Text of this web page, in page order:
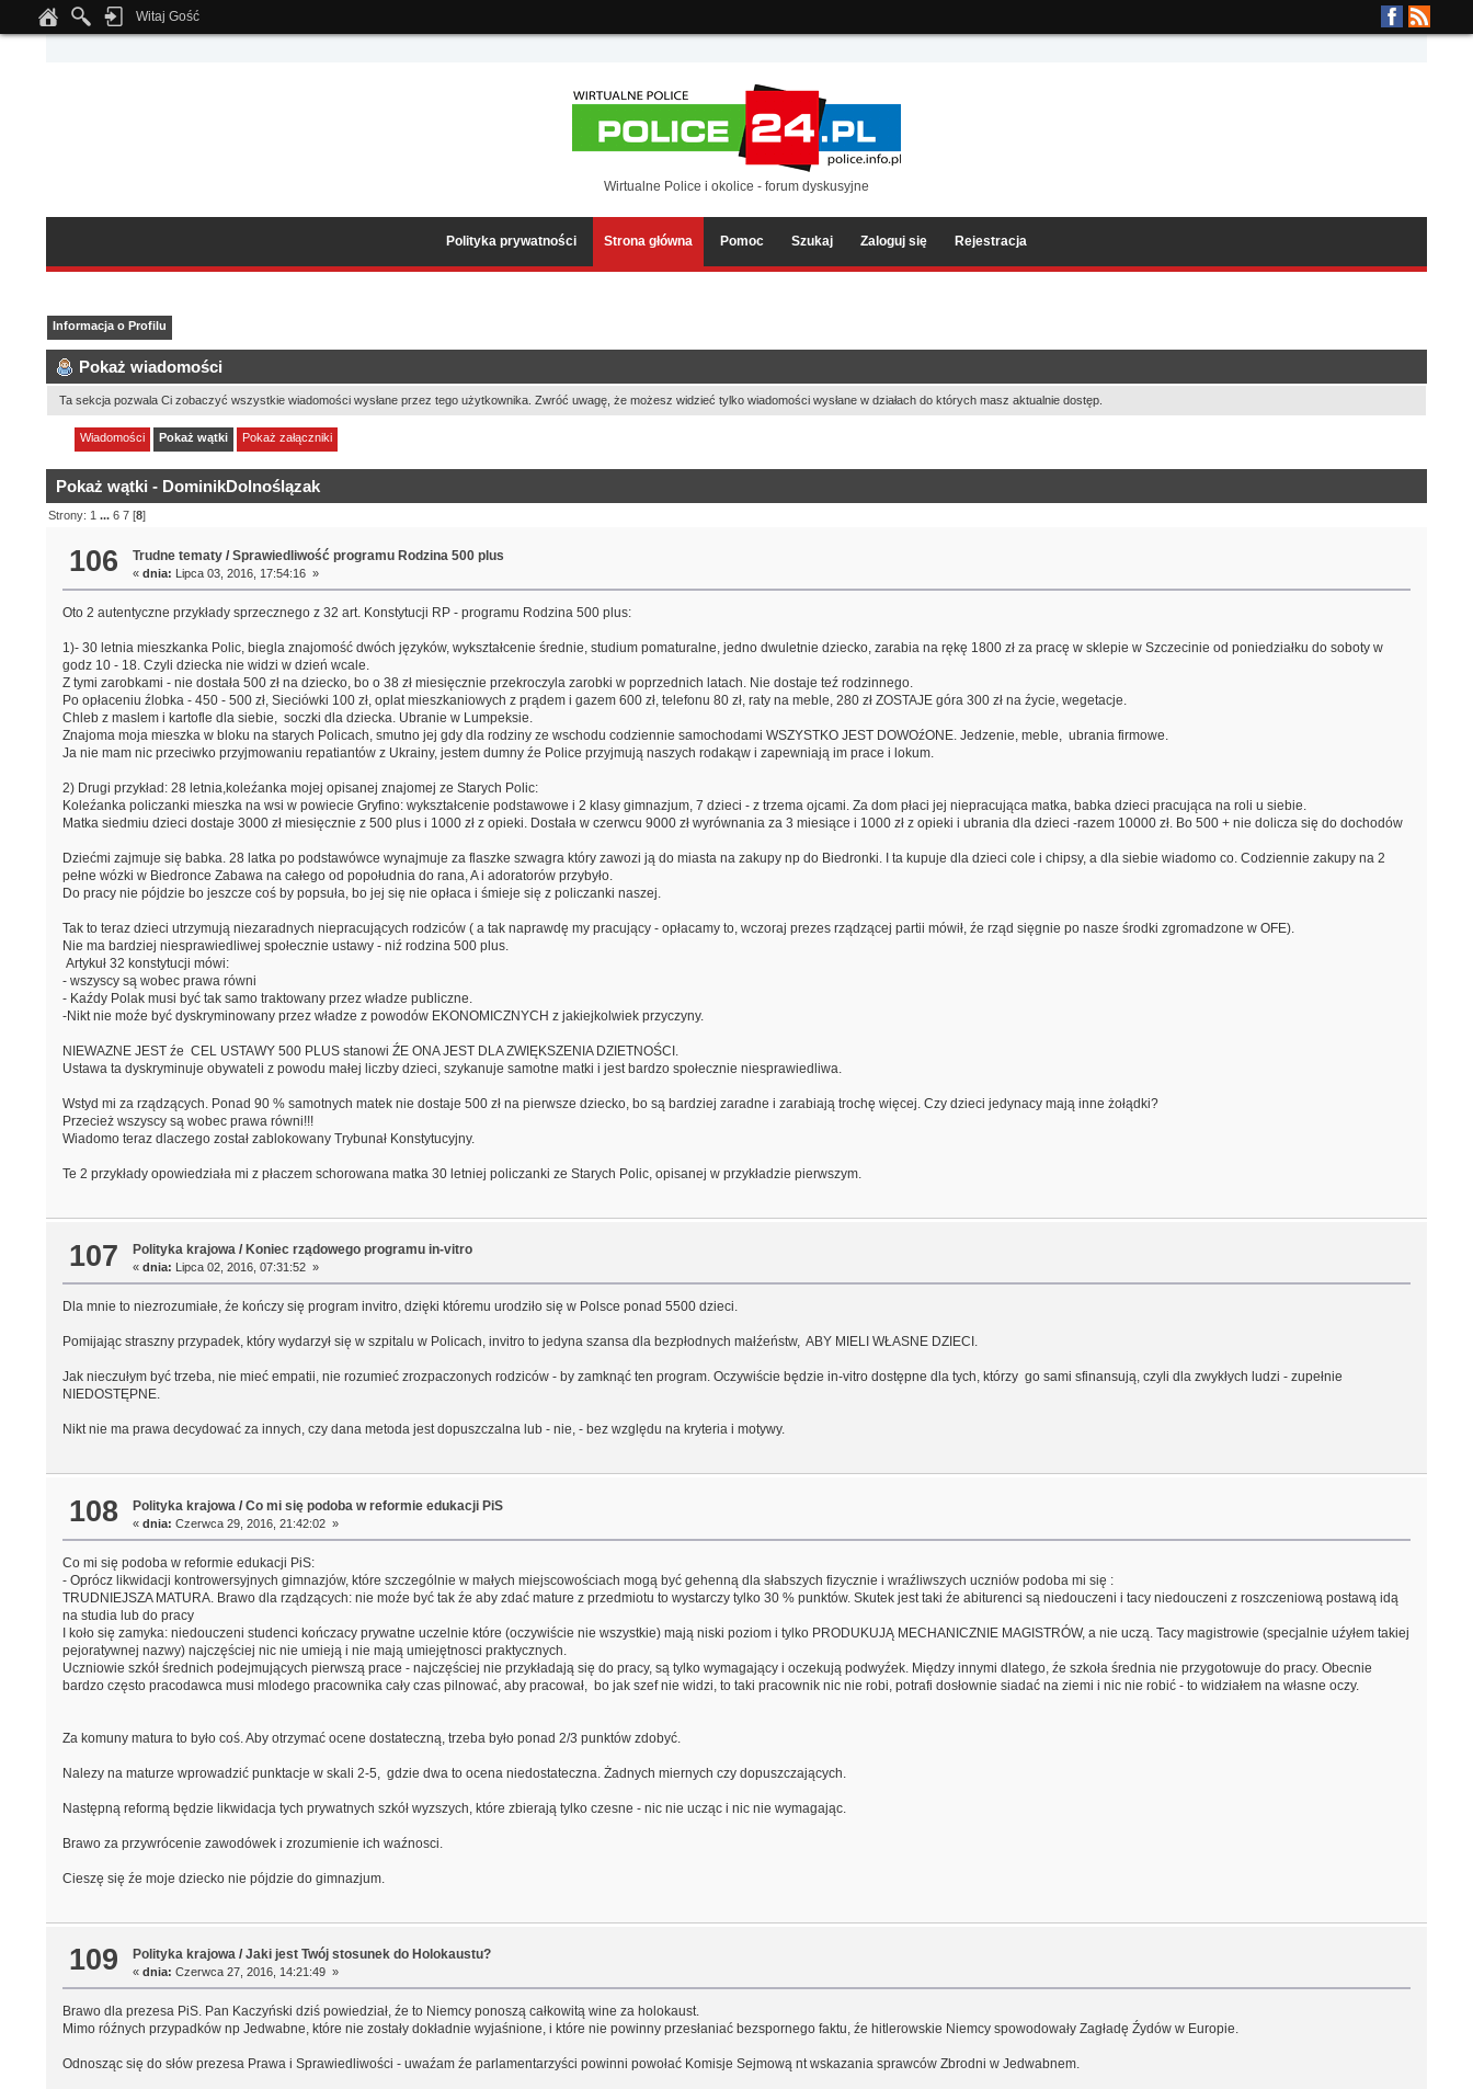
Notice: Undefined index: tapatalk_body_hook in
Witaj Gość
Wirtualne Police i okolice - forum dyskusyjne
Polityka prywatności Strona główna Pomoc Szukaj Zaloguj się Rejestracja
Informacja o Profilu
Pokaż wiadomości
Ta sekcja pozwala Ci zobaczyć wszystkie wiadomości wysłane przez tego użytkownika. Zwróć uwagę, że możesz widzieć tylko wiadomości wysłane w działach do których masz aktualnie dostęp.
Wiadomości Pokaż wątki Pokaż załączniki
Pokaż wątki - DominikDolnoślązak
Strony: 1 ...6 7 [8]
106 Trudne tematy /Sprawiedliwość programu Rodzina 500 plus
«dnia: Lipca 03, 2016, 17:54:16 »
Oto 2 autentyczne przykłady sprzecznego z 32 art. Konstytucji RP - programu Rodzina 500 plus:
1)- 30 letnia mieszkanka Polic, biegla znajomość dwóch języków, wykształcenie średnie, studium pomaturalne, jedno dwuletnie dziecko, zarabia na rękę 1800 zł za pracę w sklepie w Szczecinie od poniedziałku do soboty w
godz 10 - 18. Czyli dziecka nie widzi w dzień wcale.
Z tymi zarobkami - nie dostała 500 zł na dziecko, bo o 38 zł miesięcznie przekroczyla zarobki w poprzednich latach. Nie dostaje teź rodzinnego.
Po opłaceniu źlobka - 450 - 500 zł, Sieciówki 100 zł, oplat mieszkaniowych z prądem i gazem 600 zł, telefonu 80 zł, raty na meble, 280 zł ZOSTAJE góra 300 zł na źycie, wegetacje.
Chleb z maslem i kartofle dla siebie, soczki dla dziecka. Ubranie w Lumpeksie.
Znajoma moja mieszka w bloku na starych Policach, smutno jej gdy dla rodziny ze wschodu codziennie samochodami WSZYSTKO JEST DOWOźONE. Jedzenie, meble, ubrania firmowe.
Ja nie mam nic przeciwko przyjmowaniu repatiantów z Ukrainy, jestem dumny źe Police przyjmują naszych rodakąw i zapewniają im prace i lokum.
2) Drugi przykład: 28 letnia,koleźanka mojej opisanej znajomej ze Starych Polic:
Koleźanka policzanki mieszka na wsi w powiecie Gryfino: wykształcenie podstawowe i 2 klasy gimnazjum, 7 dzieci - z trzema ojcami. Za dom płaci jej niepracująca matka, babka dzieci pracująca na roli u siebie.
Matka siedmiu dzieci dostaje 3000 zł miesięcznie z 500 plus i 1000 zł z opieki. Dostała w czerwcu 9000 zł wyrównania za 3 miesiące i 1000 zł z opieki i ubrania dla dzieci -razem 10000 zł. Bo 500 + nie dolicza się do dochodów
Dziećmi zajmuje się babka. 28 latka po podstawówce wynajmuje za flaszke szwagra który zawozi ją do miasta na zakupy np do Biedronki. I ta kupuje dla dzieci cole i chipsy, a dla siebie wiadomo co. Codziennie zakupy na 2
pełne wózki w Biedronce Zabawa na całego od popołudnia do rana, A i adoratorów przybyło.
Do pracy nie pójdzie bo jeszcze coś by popsuła, bo jej się nie opłaca i śmieje się z policzanki naszej.
Tak to teraz dzieci utrzymują niezaradnych niepracujących rodziców ( a tak naprawdę my pracujący - opłacamy to, wczoraj prezes rządzącej partii mówił, źe rząd sięgnie po nasze środki zgromadzone w OFE).
Nie ma bardziej niesprawiedliwej społecznie ustawy - niź rodzina 500 plus.
Artykuł 32 konstytucji mówi:
- wszyscy są wobec prawa równi
- Kaźdy Polak musi być tak samo traktowany przez władze publiczne.
-Nikt nie moźe być dyskryminowany przez władze z powodów EKONOMICZNYCH z jakiejkolwiek przyczyny.
NIEWAZNE JEST źe CEL USTAWY 500 PLUS stanowi ŹE ONA JEST DLA ZWIĘKSZENIA DZIETNOŚCI.
Ustawa ta dyskryminuje obywateli z powodu małej liczby dzieci, szykanuje samotne matki i jest bardzo społecznie niesprawiedliwa.
Wstyd mi za rządzących. Ponad 90 % samotnych matek nie dostaje 500 zł na pierwsze dziecko, bo są bardziej zaradne i zarabiają trochę więcej. Czy dzieci jedynacy mają inne żołądki?
Przecież wszyscy są wobec prawa równi!!!
Wiadomo teraz dlaczego został zablokowany Trybunał Konstytucyjny.
Te 2 przykłady opowiedziała mi z płaczem schorowana matka 30 letniej policzanki ze Starych Polic, opisanej w przykładzie pierwszym.
107 Polityka krajowa / Koniec rządowego programu in-vitro
«dnia: Lipca 02, 2016, 07:31:52 »
Dla mnie to niezrozumiałe, źe kończy się program invitro, dzięki któremu urodziło się w Polsce ponad 5500 dzieci.
Pomijając straszny przypadek, który wydarzył się w szpitalu w Policach, invitro to jedyna szansa dla bezpłodnych małźeństw, ABY MIELI WŁASNE DZIECI.
Jak nieczułym być trzeba, nie mieć empatii, nie rozumieć zrozpaczonych rodziców - by zamknąć ten program. Oczywiście będzie in-vitro dostępne dla tych, którzy go sami sfinansują, czyli dla zwykłych ludzi - zupełnie
NIEDOSTĘPNE.
Nikt nie ma prawa decydować za innych, czy dana metoda jest dopuszczalna lub - nie, - bez względu na kryteria i motywy.
108 Polityka krajowa /Co mi się podoba w reformie edukacji PiS
«dnia: Czerwca 29, 2016, 21:42:02 »
Co mi się podoba w reformie edukacji PiS:
- Oprócz likwidacji kontrowersyjnych gimnazjów, które szczególnie w małych miejscowościach mogą być gehenną dla słabszych fizycznie i wraźliwszych uczniów podoba mi się :
TRUDNIEJSZA MATURA. Brawo dla rządzących: nie moźe być tak źe aby zdać mature z przedmiotu to wystarczy tylko 30 % punktów. Skutek jest taki źe abiturenci są niedouczeni i tacy niedouczeni z roszczeniową postawą idą
na studia lub do pracy
I koło się zamyka: niedouczeni studenci kończacy prywatne uczelnie które (oczywiście nie wszystkie) mają niski poziom i tylko PRODUKUJĄ MECHANICZNIE MAGISTRÓW, a nie uczą. Tacy magistrowie (specjalnie uźyłem takiej
pejoratywnej nazwy) najczęściej nic nie umieją i nie mają umiejętnosci praktycznych.
Uczniowie szkół średnich podejmujących pierwszą prace - najczęściej nie przykładają się do pracy, są tylko wymagający i oczekują podwyźek. Między innymi dlatego, źe szkoła średnia nie przygotowuje do pracy. Obecnie
bardzo często pracodawca musi mlodego pracownika cały czas pilnować, aby pracował, bo jak szef nie widzi, to taki pracownik nic nie robi, potrafi dosłownie siadać na ziemi i nic nie robić - to widziałem na własne oczy.
Za komuny matura to było coś. Aby otrzymać ocene dostateczną, trzeba było ponad 2/3 punktów zdobyć.
Nalezy na maturze wprowadzić punktacje w skali 2-5, gdzie dwa to ocena niedostateczna. Żadnych miernych czy dopuszczających.
Następną reformą będzie likwidacja tych prywatnych szkół wyzszych, które zbierają tylko czesne - nic nie ucząc i nic nie wymagając.
Brawo za przywrócenie zawodówek i zrozumienie ich waźnosci.
Cieszę się źe moje dziecko nie pójdzie do gimnazjum.
109 Polityka krajowa /Jaki jest Twój stosunek do Holokaustu?
«dnia: Czerwca 27, 2016, 14:21:49 »
Brawo dla prezesa PiS. Pan Kaczyński dziś powiedział, źe to Niemcy ponoszą całkowitą wine za holokaust.
Mimo róźnych przypadków np Jedwabne, które nie zostały dokładnie wyjaśnione, i które nie powinny przesłaniać bezspornego faktu, źe hitlerowskie Niemcy spowodowały Zagładę Źydów w Europie.
Odnosząc się do słów prezesa Prawa i Sprawiedliwości - uwaźam źe parlamentarzyści powinni powołać Komisje Sejmową nt wskazania sprawców Zbrodni w Jedwabnem.